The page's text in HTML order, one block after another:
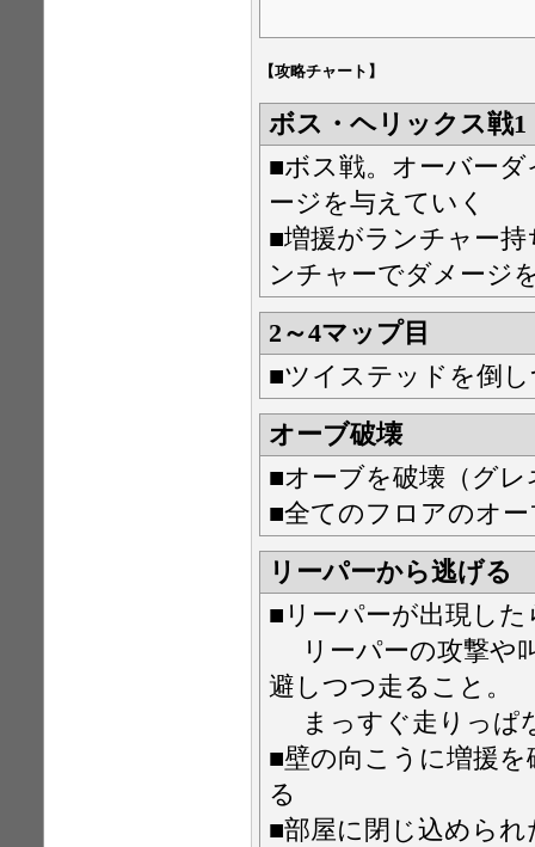
【攻略チャート】
ボス・ヘリックス戦1
■ボス戦。オーバー
ージを与えていく
■増援がランチャー
ンチャーでダメージ
2～4マップ目
■ツイステッドを倒
オーブ破壊
■オーブを破壊（グ
■全てのフロアのオ
リーパーから逃げる
■リーパーが出現し
リーパーの攻撃や
避しつつ走ること。
まっすぐ走りっぱ
■壁の向こうに増援
る
■部屋に閉じ込めら